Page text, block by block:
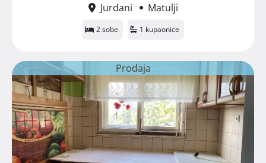
Jurdani
Matulji
2 sobe 1 kupaonice
Prodaja